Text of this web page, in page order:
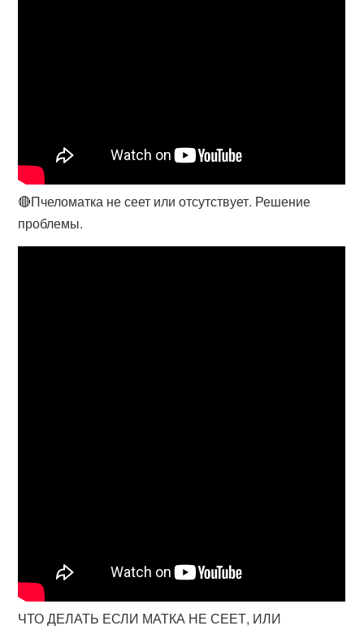
🔴Пчеломатка не сеет или отсутствует. Решение
проблемы.
ЧТО ДЕЛАТЬ ЕСЛИ МАТКА НЕ СЕЕТ, ИЛИ